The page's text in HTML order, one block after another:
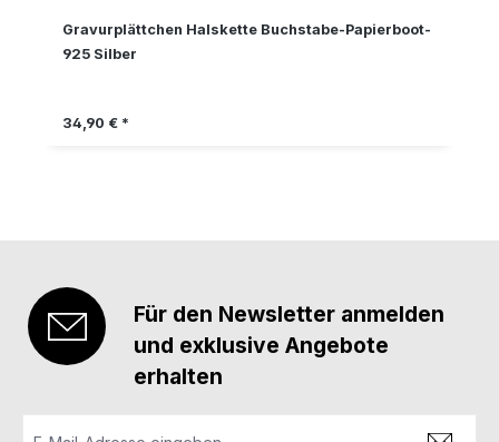
Gravurplättchen Halskette Buchstabe-Papierboot-
925 Silber
Regulärer Preis:
34,90 € *
Für den Newsletter anmelden
und exklusive Angebote
erhalten